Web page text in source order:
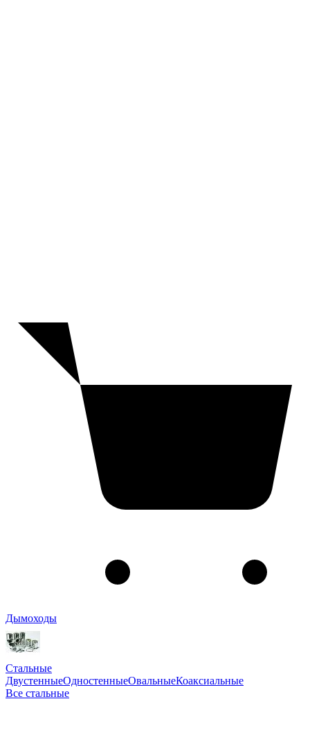
Дымоходы
Стальные
ДвустенныеОдностенныеОвальныеКоаксиальные
Все стальные